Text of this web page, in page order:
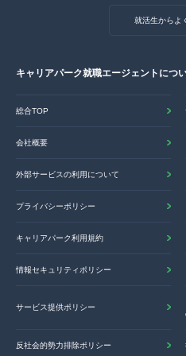
就活生からよ
キャリアパーク就職エージェントにつ
総合TOP
会社概要
外部サービスの利用について
プライバシーポリシー
キャリアパーク利用規約
情報セキュリティポリシー
サービス提供ポリシー
反社会的勢力排除ポリシー